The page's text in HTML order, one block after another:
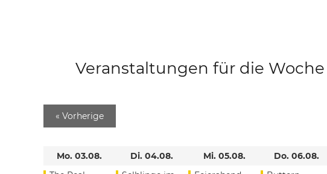
Veranstaltungen für die
« Vorherige
Mo. 03.08.
Di. 04.08.
Mi. 05.08.
Do. 06.08.